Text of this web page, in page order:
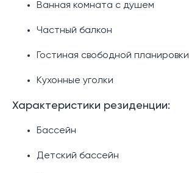
Ванная комната с душем
Частный балкон
Гостиная свободной планировки
Кухонные уголки
Характеристики резиденции:
Бассейн
Детский бассейн